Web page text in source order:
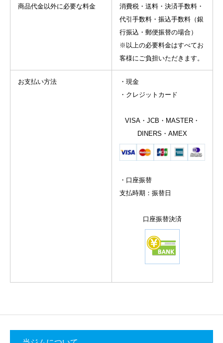
商品代金以外に必要な料金
消費税・送料・決済手数料・
代引手数料・振込手数料（銀
行振込・郵便振替の場合）
※以上の必要料金はすべてお
客様にご負担いただきます。
お支払い方法
・現金
・クレジットカード
VISA・JCB・MASTER・
DINERS・AMEX
・口座振替
支払時期：振替日
口座振替決済